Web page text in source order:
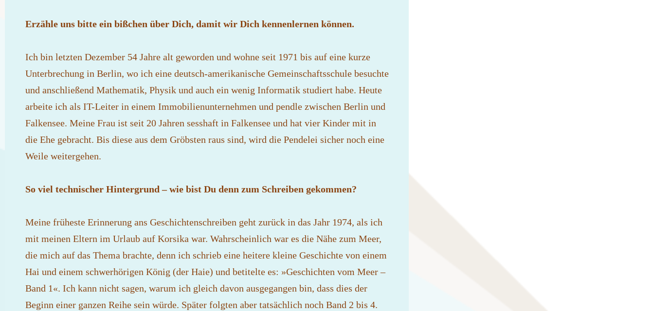
Erzähle uns bitte ein bißchen über Dich, damit wir Dich kennenlernen können.
Ich bin letzten Dezember 54 Jahre alt geworden und wohne seit 1971 bis auf eine kurze
Unterbrechung in Berlin, wo ich eine deutsch-amerikanische Gemeinschaftsschule besuchte
und anschließend Mathematik, Physik und auch ein wenig Informatik studiert habe. Heute
arbeite ich als IT-Leiter in einem Immobilienunternehmen und pendle zwischen Berlin und
Falkensee. Meine Frau ist seit 20 Jahren sesshaft in Falkensee und hat vier Kinder mit in
die Ehe gebracht. Bis diese aus dem Gröbsten raus sind, wird die Pendelei sicher noch eine
Weile weitergehen.
So viel technischer Hintergrund – wie bist Du denn zum Schreiben gekommen?
Meine früheste Erinnerung ans Geschichtenschreiben geht zurück in das Jahr 1974, als ich
mit meinen Eltern im Urlaub auf Korsika war. Wahrscheinlich war es die Nähe zum Meer,
die mich auf das Thema brachte, denn ich schrieb eine heitere kleine Geschichte von einem
Hai und einem schwerhörigen König (der Haie) und betitelte es: »Geschichten vom Meer –
Band 1«. Ich kann nicht sagen, warum ich gleich davon ausgegangen bin, dass dies der
Beginn einer ganzen Reihe sein würde. Später folgten aber tatsächlich noch Band 2 bis 4.